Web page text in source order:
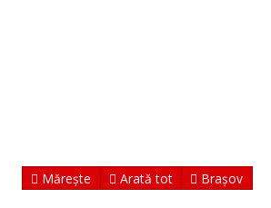
Mărește Arată tot Brașov